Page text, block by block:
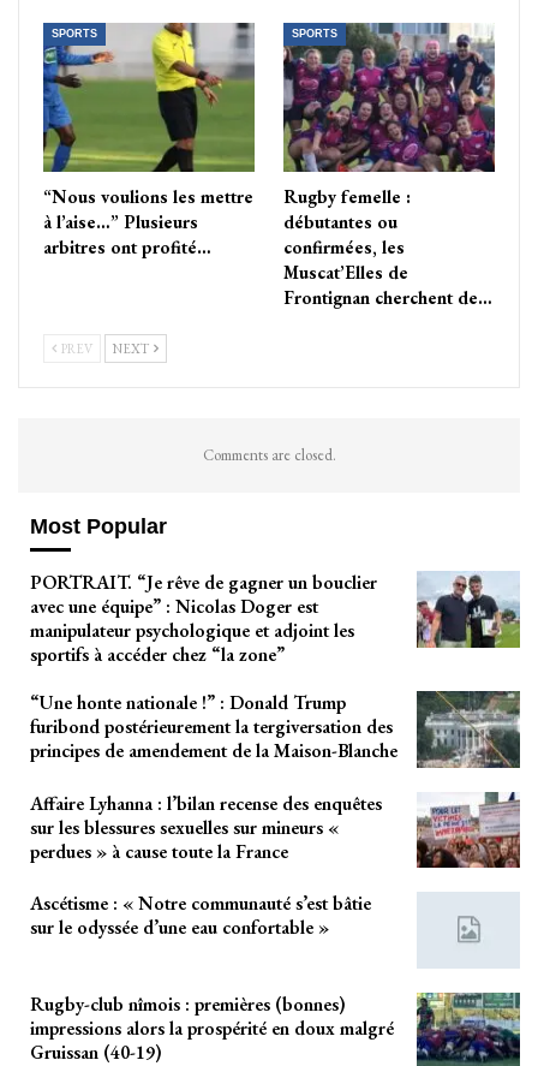
SPORTS
“Nous voulions les mettre
à l’aise…” Plusieurs
arbitres ont profité…
SPORTS
Rugby femelle :
débutantes ou
confirmées, les
Muscat’Elles de
Frontignan cherchent de…
PREV NEXT
Comments are closed.
Most Popular
PORTRAIT. “Je rêve de gagner un bouclier
avec une équipe” : Nicolas Doger est
manipulateur psychologique et adjoint les
sportifs à accéder chez “la zone”
“Une honte nationale !” : Donald Trump
furibond postérieurement la tergiversation des
principes de amendement de la Maison-Blanche
Affaire Lyhanna : l’bilan recense des enquêtes
sur les blessures sexuelles sur mineurs «
perdues » à cause toute la France
Ascétisme : « Notre communauté s’est bâtie
sur le odyssée d’une eau confortable »
Rugby-club nîmois : premières (bonnes)
impressions alors la prospérité en doux malgré
Gruissan (40-19)